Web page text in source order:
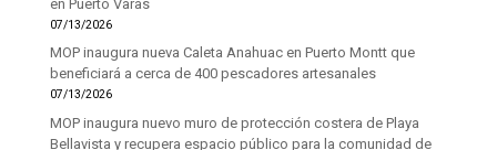
en Puerto Varas
07/13/2026
MOP inaugura nueva Caleta Anahuac en Puerto Montt que
beneficiará a cerca de 400 pescadores artesanales
07/13/2026
MOP inaugura nuevo muro de protección costera de Playa
Bellavista y recupera espacio público para la comunidad de